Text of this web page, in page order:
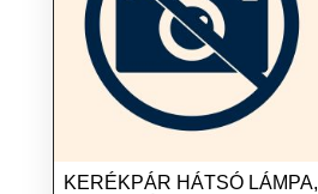
KERÉKPÁR HÁTSÓ LÁMPA,